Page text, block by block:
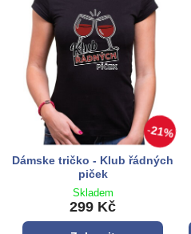
21%
Dámske tričko - Klub řádných
piček
Skladem
299 Kč